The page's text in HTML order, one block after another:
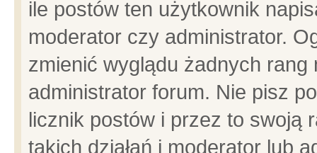
ile postów ten użytkownik
moderator czy administrator.
zmienić wyglądu żadnych
administrator forum. Nie pisz
licznik postów i przez to swoją
takich działań i moderator lub